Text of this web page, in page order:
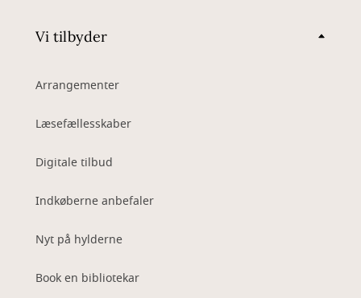
Vi tilbyder
Arrangementer
Læsefællesskaber
Digitale tilbud
Indkøberne anbefaler
Nyt på hylderne
Book en bibliotekar